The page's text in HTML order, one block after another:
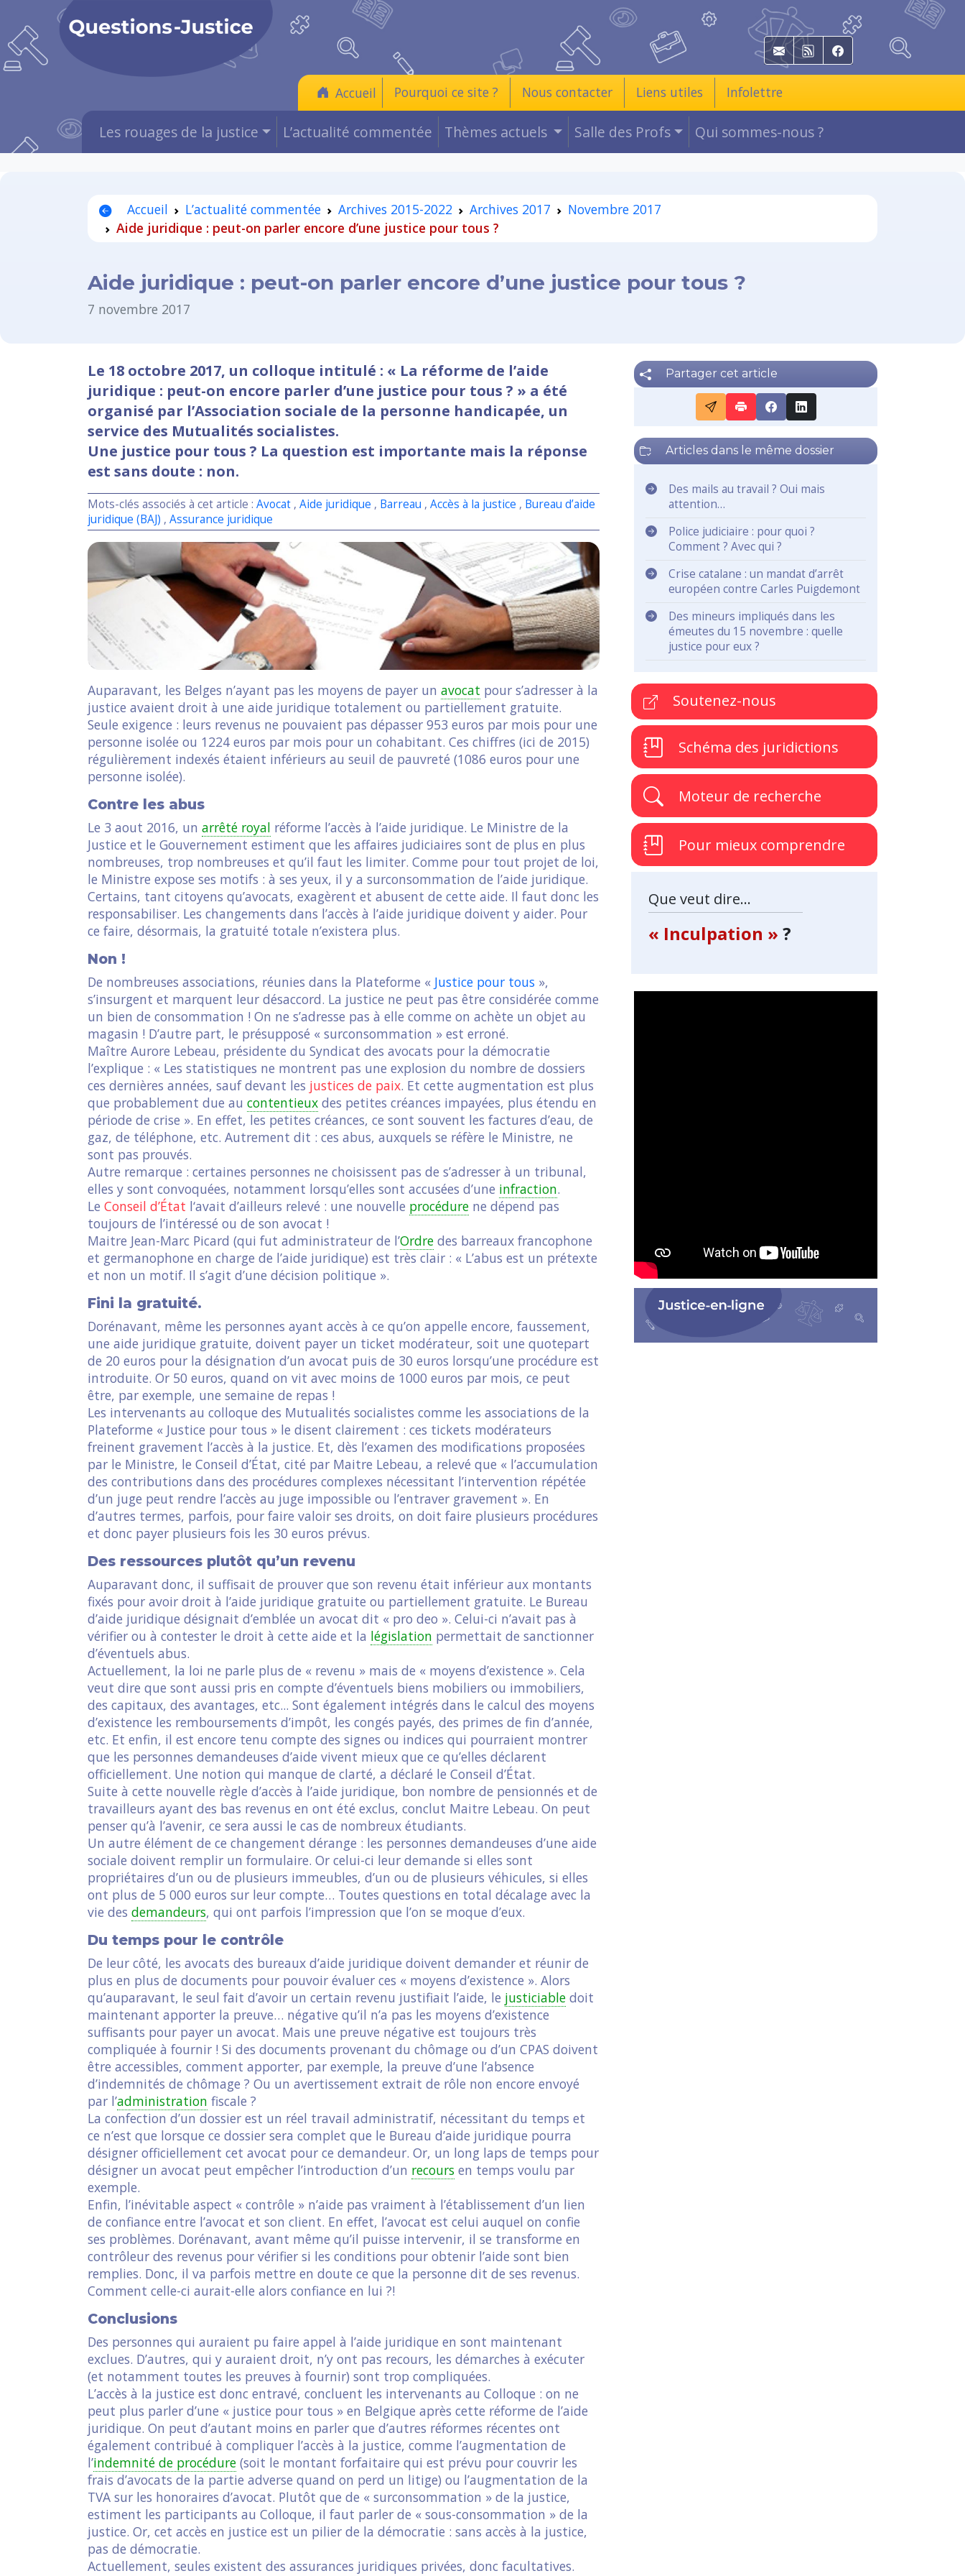
E-mail RSS Facebook
Accueil Pourquoi ce site ? Nous contacter Liens utiles Infolettre
Les rouages de la justice L’actualité commentée Thèmes actuels Salle des Profs Qui sommes-nous ?
Accueil L’actualité commentée Archives 2015-2022 Archives 2017
Novembre 2017
Aide juridique : peut-on parler encore d’une justice pour tous ?
Aide juridique : peut-on parler encore d’une justice pour tous ?
7 novembre 2017
Le 18 octobre 2017, un colloque intitulé : « La réforme de l’aide
juridique : peut-on encore parler d’une justice pour tous ? » a été
organisé par l’Association sociale de la personne handicapée, un
service des Mutualités socialistes.
Une justice pour tous ? La question est importante mais la réponse
est sans doute : non.
Mots-clés associés à cet article : Avocat , Aide juridique , Barreau , Accès à la justice , Bureau d’aide
juridique (BAJ) , Assurance juridique
Auparavant, les Belges n’ayant pas les moyens de payer un avocat pour s’adresser à la
justice avaient droit à une aide juridique totalement ou partiellement gratuite.
Seule exigence : leurs revenus ne pouvaient pas dépasser 953 euros par mois pour une
personne isolée ou 1224 euros par mois pour un cohabitant. Ces chiffres (ici de 2015)
régulièrement indexés étaient inférieurs au seuil de pauvreté (1086 euros pour une
personne isolée).
Contre les abus
Le 3 aout 2016, un arrêté royal réforme l’accès à l’aide juridique. Le Ministre de la
Justice et le Gouvernement estiment que les affaires judiciaires sont de plus en plus
nombreuses, trop nombreuses et qu’il faut les limiter. Comme pour tout projet de loi,
le Ministre expose ses motifs : à ses yeux, il y a surconsommation de l’aide juridique.
Certains, tant citoyens qu’avocats, exagèrent et abusent de cette aide. Il faut donc les
responsabiliser. Les changements dans l’accès à l’aide juridique doivent y aider. Pour
ce faire, désormais, la gratuité totale n’existera plus.
Non !
De nombreuses associations, réunies dans la Plateforme « Justice pour tous »,
s’insurgent et marquent leur désaccord. La justice ne peut pas être considérée comme
un bien de consommation ! On ne s’adresse pas à elle comme on achète un objet au
magasin ! D’autre part, le présupposé « surconsommation » est erroné.
Maître Aurore Lebeau, présidente du Syndicat des avocats pour la démocratie
l’explique : « Les statistiques ne montrent pas une explosion du nombre de dossiers
ces dernières années, sauf devant les justices de paix. Et cette augmentation est plus
que probablement due au contentieux des petites créances impayées, plus étendu en
période de crise ». En effet, les petites créances, ce sont souvent les factures d’eau, de
gaz, de téléphone, etc. Autrement dit : ces abus, auxquels se réfère le Ministre, ne
sont pas prouvés.
Autre remarque : certaines personnes ne choisissent pas de s’adresser à un tribunal,
elles y sont convoquées, notamment lorsqu’elles sont accusées d’une infraction.
Le Conseil d’État l‘avait d’ailleurs relevé : une nouvelle procédure ne dépend pas
toujours de l’intéressé ou de son avocat !
Maitre Jean-Marc Picard (qui fut administrateur de l’Ordre des barreaux francophone
et germanophone en charge de l’aide juridique) est très clair : « L’abus est un prétexte
et non un motif. Il s’agit d’une décision politique ».
Fini la gratuité.
Dorénavant, même les personnes ayant accès à ce qu’on appelle encore, faussement,
une aide juridique gratuite, doivent payer un ticket modérateur, soit une quotepart
de 20 euros pour la désignation d’un avocat puis de 30 euros lorsqu’une procédure est
introduite. Or 50 euros, quand on vit avec moins de 1000 euros par mois, ce peut
être, par exemple, une semaine de repas !
Les intervenants au colloque des Mutualités socialistes comme les associations de la
Plateforme « Justice pour tous » le disent clairement : ces tickets modérateurs
freinent gravement l’accès à la justice. Et, dès l’examen des modifications proposées
par le Ministre, le Conseil d’État, cité par Maitre Lebeau, a relevé que « l’accumulation
des contributions dans des procédures complexes nécessitant l’intervention répétée
d’un juge peut rendre l’accès au juge impossible ou l’entraver gravement ». En
d’autres termes, parfois, pour faire valoir ses droits, on doit faire plusieurs procédures
et donc payer plusieurs fois les 30 euros prévus.
Des ressources plutôt qu’un revenu
Auparavant donc, il suffisait de prouver que son revenu était inférieur aux montants
fixés pour avoir droit à l’aide juridique gratuite ou partiellement gratuite. Le Bureau
d’aide juridique désignait d’emblée un avocat dit « pro deo ». Celui-ci n’avait pas à
vérifier ou à contester le droit à cette aide et la législation permettait de sanctionner
d’éventuels abus.
Actuellement, la loi ne parle plus de « revenu » mais de « moyens d’existence ». Cela
veut dire que sont aussi pris en compte d’éventuels biens mobiliers ou immobiliers,
des capitaux, des avantages, etc... Sont également intégrés dans le calcul des moyens
d’existence les remboursements d’impôt, les congés payés, des primes de fin d’année,
etc. Et enfin, il est encore tenu compte des signes ou indices qui pourraient montrer
que les personnes demandeuses d’aide vivent mieux que ce qu’elles déclarent
officiellement. Une notion qui manque de clarté, a déclaré le Conseil d’État.
Suite à cette nouvelle règle d’accès à l’aide juridique, bon nombre de pensionnés et de
travailleurs ayant des bas revenus en ont été exclus, conclut Maitre Lebeau. On peut
penser qu’à l’avenir, ce sera aussi le cas de nombreux étudiants.
Un autre élément de ce changement dérange : les personnes demandeuses d’une aide
sociale doivent remplir un formulaire. Or celui-ci leur demande si elles sont
propriétaires d’un ou de plusieurs immeubles, d’un ou de plusieurs véhicules, si elles
ont plus de 5 000 euros sur leur compte… Toutes questions en total décalage avec la
vie des demandeurs, qui ont parfois l’impression que l’on se moque d’eux.
Du temps pour le contrôle
De leur côté, les avocats des bureaux d’aide juridique doivent demander et réunir de
plus en plus de documents pour pouvoir évaluer ces « moyens d’existence ». Alors
qu’auparavant, le seul fait d’avoir un certain revenu justifiait l’aide, le justiciable doit
maintenant apporter la preuve… négative qu’il n’a pas les moyens d’existence
suffisants pour payer un avocat. Mais une preuve négative est toujours très
compliquée à fournir ! Si des documents provenant du chômage ou d’un CPAS doivent
être accessibles, comment apporter, par exemple, la preuve d’une l’absence
d’indemnités de chômage ? Ou un avertissement extrait de rôle non encore envoyé
par l’administration fiscale ?
La confection d’un dossier est un réel travail administratif, nécessitant du temps et
ce n’est que lorsque ce dossier sera complet que le Bureau d’aide juridique pourra
désigner officiellement cet avocat pour ce demandeur. Or, un long laps de temps pour
désigner un avocat peut empêcher l’introduction d’un recours en temps voulu par
exemple.
Enfin, l’inévitable aspect « contrôle » n’aide pas vraiment à l’établissement d’un lien
de confiance entre l’avocat et son client. En effet, l’avocat est celui auquel on confie
ses problèmes. Dorénavant, avant même qu’il puisse intervenir, il se transforme en
contrôleur des revenus pour vérifier si les conditions pour obtenir l’aide sont bien
remplies. Donc, il va parfois mettre en doute ce que la personne dit de ses revenus.
Comment celle-ci aurait-elle alors confiance en lui ?!
Conclusions
Des personnes qui auraient pu faire appel à l’aide juridique en sont maintenant
exclues. D’autres, qui y auraient droit, n’y ont pas recours, les démarches à exécuter
(et notamment toutes les preuves à fournir) sont trop compliquées.
L’accès à la justice est donc entravé, concluent les intervenants au Colloque : on ne
peut plus parler d’une « justice pour tous » en Belgique après cette réforme de l’aide
juridique. On peut d’autant moins en parler que d’autres réformes récentes ont
également contribué à compliquer l’accès à la justice, comme l’augmentation de
l’indemnité de procédure (soit le montant forfaitaire qui est prévu pour couvrir les
frais d’avocats de la partie adverse quand on perd un litige) ou l’augmentation de la
TVA sur les honoraires d’avocat. Plutôt que de « surconsommation » de la justice,
estiment les participants au Colloque, il faut parler de « sous-consommation » de la
justice. Or, cet accès en justice est un pilier de la démocratie : sans accès à la justice,
pas de démocratie.
Actuellement, seules existent des assurances juridiques privées, donc facultatives.
Partager cet article
Articles dans le même dossier
Des mails au travail ? Oui mais
attention…
Police judiciaire : pour quoi ?
Comment ? Avec qui ?
Crise catalane : un mandat d’arrêt
européen contre Carles Puigdemont
Des mineurs impliqués dans les
émeutes du 15 novembre : quelle
justice pour eux ?
Soutenez-nous
Schéma des juridictions
Moteur de recherche
Pour mieux comprendre
Que veut dire...
« Inculpation »?